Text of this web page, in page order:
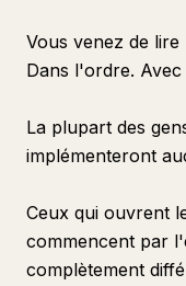
Vous venez de
Dans l'ordre.
La plupart des
implémenteront
Ceux qui ouvrent
commencent par
complètement